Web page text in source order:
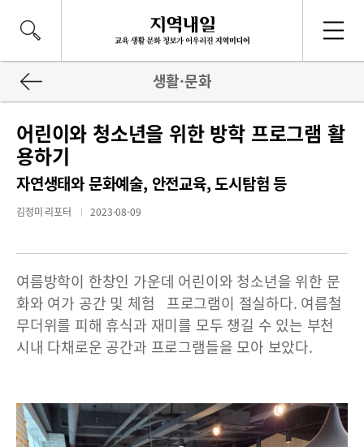
생활·문화
어린이와 청소년을 위한 방학 프로그램 활
용하기
자연생태와 문화예술, 안전교육, 도시탐험 등
김정미 리포터 2023-08-09
여름방학이 한창인 가운데 어린이와 청소년을 위한 문
화와 여가 공간 및 체험 프로그램이 절실하다. 여름철
무더위를 피해 휴식과 재미를 모두 챙길 수 있는 부천
시내 다채로운 공간과 프로그램들을 모아 보았다.